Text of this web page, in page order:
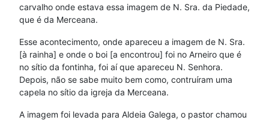
carvalho onde estava essa imagem de N. Sra. da Piedade,
que é da Merceana.
Esse acontecimento, onde apareceu a imagem de N. Sra.
[à rainha] e onde o boi [a encontrou] foi no Arneiro que é
no sítio da fontinha, foi aí que apareceu N. Senhora.
Depois, não se sabe muito bem como, contruíram uma
capela no sítio da igreja da Merceana.
A imagem foi levada para Aldeia Galega, o pastor chamou